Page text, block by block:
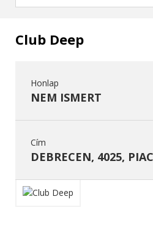
Club Deep
Honlap
NEM ISMERT
Cím
DEBRECEN, 4025,